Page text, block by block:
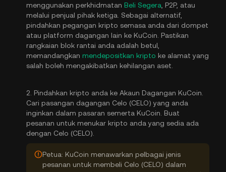
menggunakan perkhidmatan Beli Segera , P2P, atau
melalui penjual pihak ketiga. Sebagai alternatif,
pindahkan pegangan kripto semasa anda dari dompet
atau platform dagangan lain ke KuCoin. Pastikan
rangkaian blok rantai anda adalah betul,
memandangkan mendepositkan kripto ke alamat yang
salah boleh mengakibatkan kehilangan aset.
2. Pindahkan kripto anda ke Akaun Dagangan KuCoin.
Cari pasangan dagangan Celo (CELO) yang anda
inginkan dalam pasaran semerta KuCoin. Buat
pesanan untuk menukar kripto anda yang sedia ada
dengan Celo (CELO).
Petua: KuCoin menawarkan pelbagai jenis
pesanan untuk membeli Celo (CELO) dalam